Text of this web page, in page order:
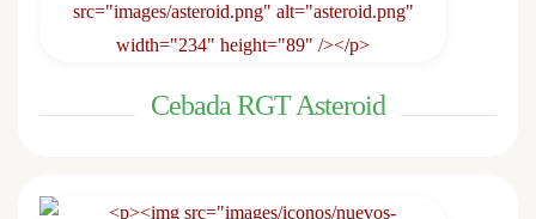
Cebada RGT Asteroid